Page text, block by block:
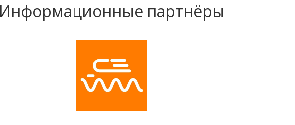
Информационные партнёры